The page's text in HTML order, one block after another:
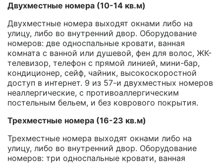
Двухместные номера (10-14 кв.м)
Двухместные номера выходят окнами либо на
улицу, либо во внутренний двор. Оборудование
номеров: две односпальные кровати, ванная
комната с ванной или душевой, фен для волос, ЖК-
телевизор, телефон с прямой линией, мини-бар,
кондиционер, сейф, чайник, высокоскоростной
доступ в интернет. 9 из 57-и двухместных номеров
неаллергические, с противоаллергическим
постельным бельем, и без коврового покрытия.
Трехместные номера (16-23 кв.м)
Трехместные номера выходят окнами либо на
улицу, либо во внутренний двор. Оборудование
номеров: три односпальные кровати, ванная